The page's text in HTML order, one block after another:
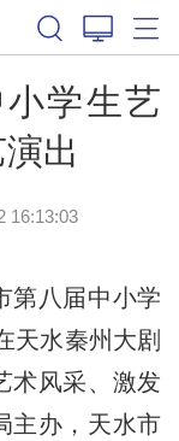
学生艺
出
16:13:03
八届中小学
天水秦州大剧
术风采、激发
主办，天水市